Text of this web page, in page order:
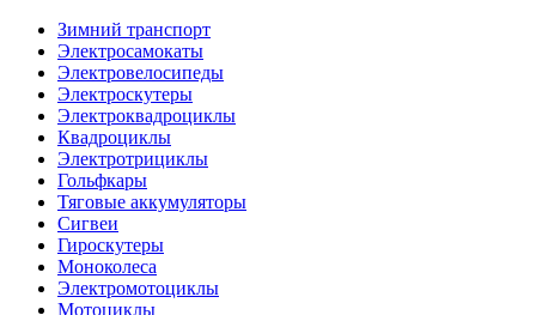
Зимний транспорт
Электросамокаты
Электровелосипеды
Электроскутеры
Электроквадроциклы
Квадроциклы
Электротрициклы
Гольфкары
Тяговые аккумуляторы
Сигвеи
Гироскутеры
Моноколеса
Электромотоциклы
Мотоциклы